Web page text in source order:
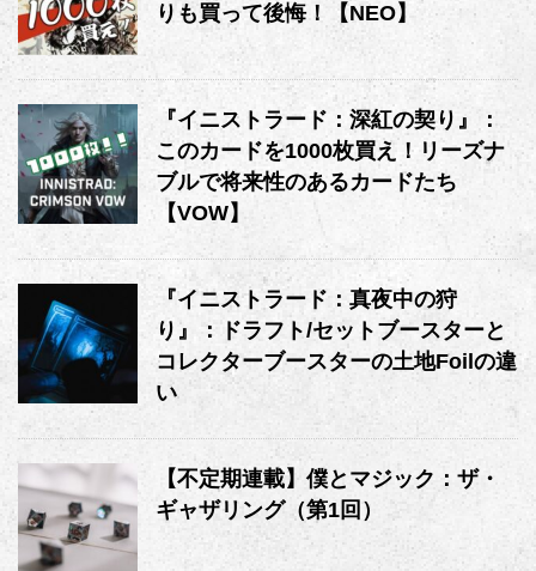
りも買って後悔！【NEO】
『イニストラード：深紅の契り』：
このカードを1000枚買え！リーズナ
ブルで将来性のあるカードたち
【VOW】
『イニストラード：真夜中の狩
り』：ドラフト/セットブースターと
コレクターブースターの土地Foilの違
い
【不定期連載】僕とマジック：ザ・
ギャザリング（第1回）